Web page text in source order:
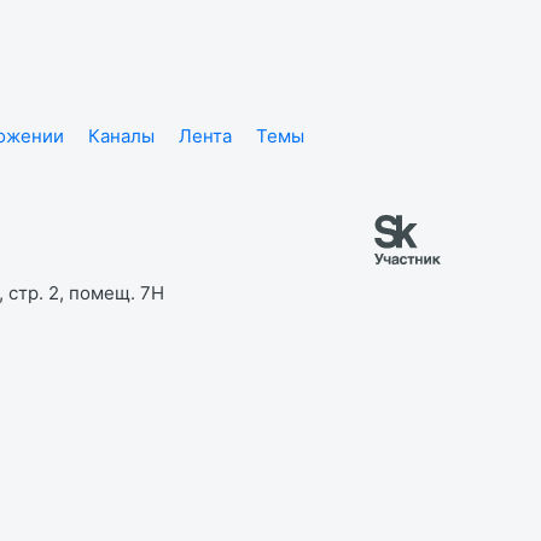
Каналы Лента
Темы
стр. 2, помещ. 7Н